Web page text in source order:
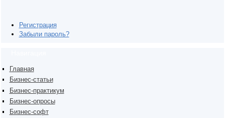
Регистрация
Забыли пароль?
Главная
Бизнес-статьи
Бизнес-практикум
Бизнес-опросы
Бизнес-софт